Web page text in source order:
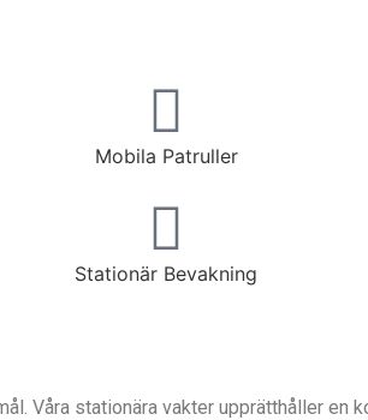
Mobila Patruller
Stationär Bevakning
Våra stationära vakter upprätthåller